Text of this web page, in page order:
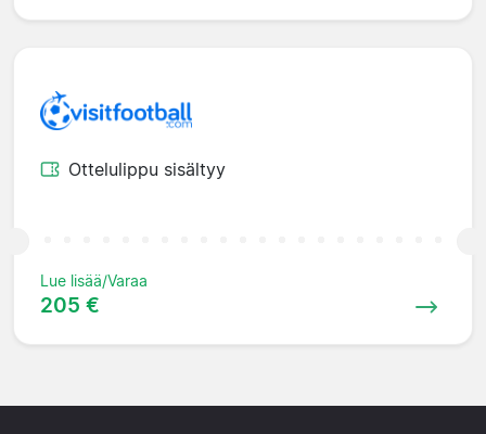
Ottelulippu sisältyy
Lue lisää/Varaa
205 €